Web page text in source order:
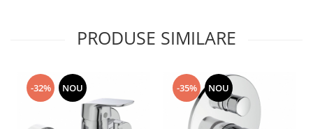
PRODUSE SIMILARE
-32% NOU -35% NOU